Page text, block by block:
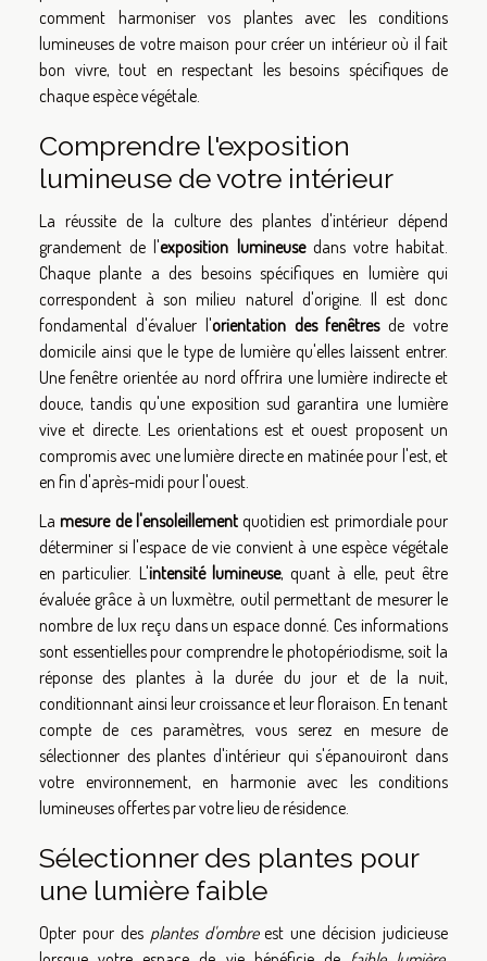
comment harmoniser vos plantes avec les conditions
lumineuses de votre maison pour créer un intérieur où il fait
bon vivre, tout en respectant les besoins spécifiques de
chaque espèce végétale.
Comprendre l'exposition
lumineuse de votre intérieur
La réussite de la culture des plantes d'intérieur dépend
grandement de l'exposition lumineusedans votre habitat.
Chaque plante a des besoins spécifiques en lumière qui
correspondent à son milieu naturel d'origine. Il est donc
fondamental d'évaluer l'orientation des fenêtresde votre
domicile ainsi que le type de lumière qu'elles laissent entrer.
Une fenêtre orientée au nord offrira une lumière indirecte et
douce, tandis qu'une exposition sud garantira une lumière
vive et directe. Les orientations est et ouest proposent un
compromis avec une lumière directe en matinée pour l'est, et
en fin d'après-midi pour l'ouest.
Lamesure de l'ensoleillementquotidien est primordiale pour
déterminer si l'espace de vie convient à une espèce végétale
en particulier. L'intensité lumineuse, quant à elle, peut être
évaluée grâce à un luxmètre, outil permettant de mesurer le
nombre de lux reçu dans un espace donné. Ces informations
sont essentielles pour comprendre le photopériodisme, soit la
réponse des plantes à la durée du jour et de la nuit,
conditionnant ainsi leur croissance et leur floraison. En tenant
compte de ces paramètres, vous serez en mesure de
sélectionner des plantes d'intérieur qui s'épanouiront dans
votre environnement, en harmonie avec les conditions
lumineuses offertes par votre lieu de résidence.
Sélectionner des plantes pour
une lumière faible
Opter pour des plantes d'ombreest une décision judicieuse